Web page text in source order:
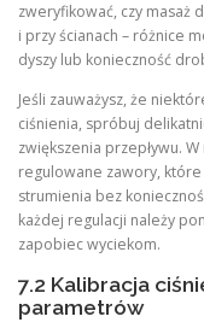
zweryfikować, czy masaż
i przy ścianach – różnice
dyszy lub konieczność
Jeśli zauważysz, że
ciśnienia, spróbuj
zwiększenia przepływu.
regulowane zawory,
strumienia bez
każdej regulacji należy
zapobiec wyciekom.
7.2 Kalibracja
parametrów